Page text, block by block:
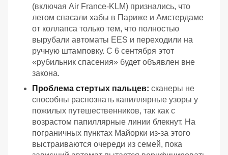
(включая Air France-KLM) признались, что
летом спасали хабы в Париже и Амстердаме
от коллапса только тем, что полностью
вырубали автоматы EES и переходили на
ручную штамповку. С 6 сентября этот
«рубильник спасения» будет объявлен вне
закона.
Проблема стертых пальцев: сканеры не
способны распознать капиллярные узоры у
пожилых путешественников, так как с
возрастом папиллярные линии блекнут. На
пограничных пунктах Майорки из-за этого
выстраиваются очереди из семей, пока